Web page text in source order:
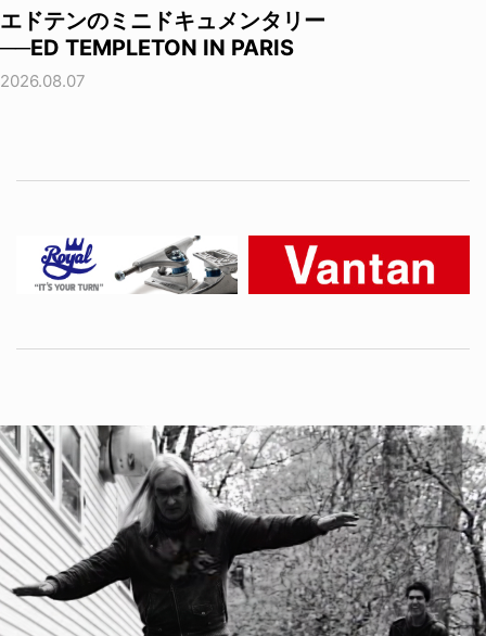
エドテンのミニドキュメンタリー
──ED TEMPLETON IN PARIS
2026.08.07